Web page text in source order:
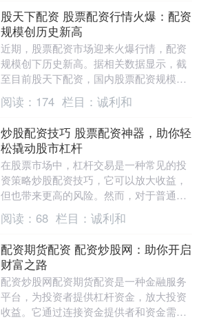
股天下配资 股票配资行情火爆：配资
规模创历史新高
近期，股票配资市场迎来火爆行情，配资
规模创下历史新高。据相关数据显示，截
至目前股天下配资，国内股票配资规模已
突破万亿元大关，较去年同期增长超过
50%。 此外，东....
阅读： 174 栏目： 诚利和
炒股配资技巧 股票配资神器，助你轻
松撬动股市杠杆
在股票市场中，杠杆交易是一种常见的投
资策略炒股配资技巧，它可以放大收益，
但也带来更高的风险。然而，对于普通投
资者来说，杠杆交易往往门槛较高，资金
要求大。 恒信期....
阅读： 68 栏目： 诚利和
配资期货配资 配资炒股网：助你开启
财富之路
配资炒股网配资期货配资是一种金融服务
平台，为投资者提供杠杆资金，放大投资
收益。它通过连接资金提供者和资金需求